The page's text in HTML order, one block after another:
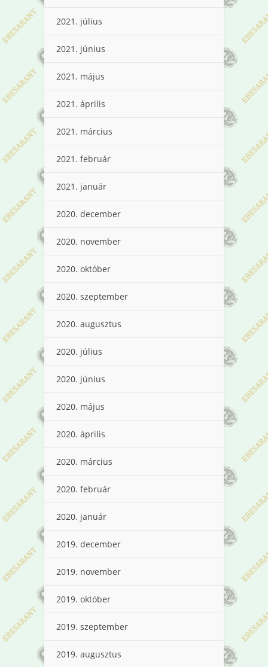
2021. július
2021. június
2021. május
2021. április
2021. március
2021. február
2021. január
2020. december
2020. november
2020. október
2020. szeptember
2020. augusztus
2020. július
2020. június
2020. május
2020. április
2020. március
2020. február
2020. január
2019. december
2019. november
2019. október
2019. szeptember
2019. augusztus